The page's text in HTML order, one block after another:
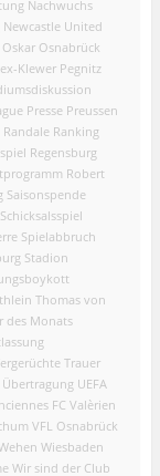
Nachwuchs
Newcastle United
Oskar Osnabrück
Klewer Pegnitz
Presse Preussen
Randale Ranking
Regensburg
Robert
Saisonspende
Schicksalsspiel
Spielabbruch
Stadion
Thomas von
des Monats
Trauer
Übertragung UEFA
FC Valèrien
VFL Osnabrück
Wiesbaden
Wir sind der Club